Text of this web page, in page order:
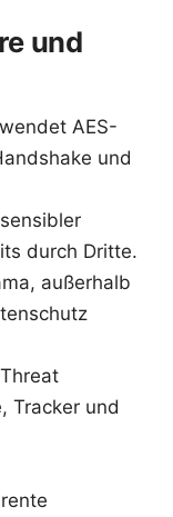
und
AES-
und
durch Dritte.
außerhalb
Tracker und